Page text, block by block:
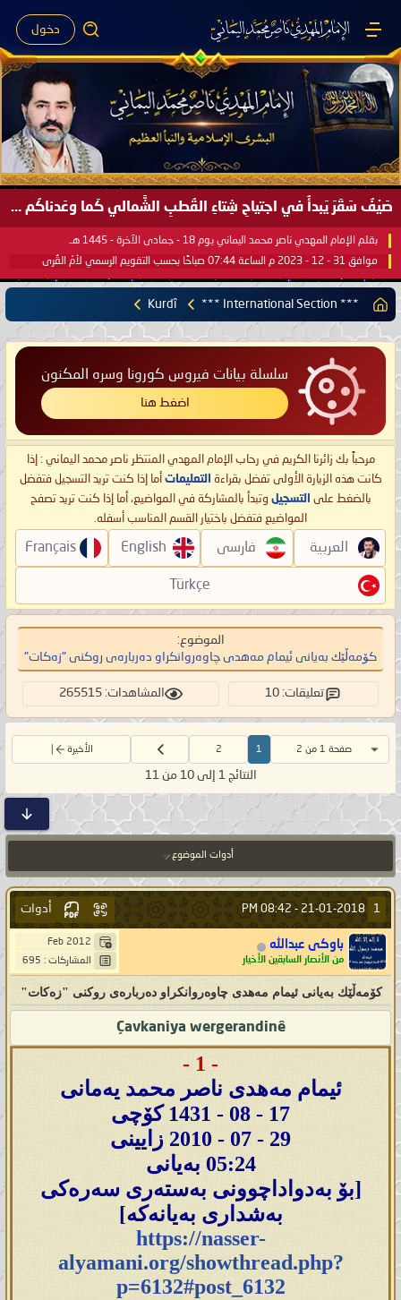
دخول
صَيْفُ سَقَرَ يَبدأُ في اجتياحِ شِتاءِ القُطبِ الشَّمالي كَما وعَدناكُم بالحقِّ لعَامِكم هذا (1445 هـ) ..
بقلم الإمام المهدي ناصر محمد اليماني يوم 18 - جمادى الآخرة - 1445 هـ
موافق 31 - 12 - 2023 م الساعة 07:44 صباحًا بحسب التقويم الرسمي لأمّ القُرى
*** International Section ***
Kurdî
سلسلة بيانات فيروس كورونا وسره المكنون
اضغط هنا
مرحباً بك زائرنا الكريم في رحاب الإمام المهدي المنتظر ناصر محمد اليماني : إذا
كانت هذه الزيارة الأولى تفضل بقراءة التعليمات أما إذا كنت تريد التسجيل فتفضل
بالضغط على التسجيل وتبدأ بالمشاركة في المواضيع، أما إذا كنت تريد تصفح
المواضيع فتفضل باختيار القسم المناسب أسفله.
العربية فارسی English
Français
Türkçe
الموضوع:
كۆمه‌ڵێك به‌یانی ئیمام مه‌هدی چاوه‌روانكراو ده‌رباره‌ی روكنی "زه‌كات"
تعليقات: 10 المشاهدات: 265515
صفحة 1 من 2 1
2 الأخيرة
النتائج 1 إلى 10 من 11
أدوات الموضوع
1
21-01-2018 -
08:42 PM أدوات
باوكى عبدالله
من الأنصار السابقين الأخيار
Feb 2012
المشاركات : 695
كۆمه‌ڵێك به‌یانی ئیمام مه‌هدی چاوه‌روانكراو ده‌رباره‌ی روكنی "زه‌كات"
Çavkaniya wergerandinê
- 1 -
ئیمام مەهدی ناصر محمد یەمانی
17 - 08 - 1431 کۆچی
29 - 07 - 2010 زایینی
05:24 بەیانی
[بۆ بەدواداچوونی بەستەری سەرەکی
بەشداری بەیانەکە]
https://nasser-
alyamani.org/showthread.php?
p=6132#post_6132